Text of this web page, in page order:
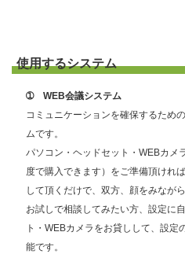
使用するシステム
➀ WEB会議システム
コミュニケーションを確保するため
ムです。
パソコン・ヘッドセット・WEBカメ
度で購入できます）をご準備頂けれ
して頂くだけで、双方、顔をみなが
お試しで相談してみたい方、設定に
ト・WEBカメラをお貸しして、設
能です。